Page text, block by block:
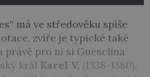
má ve středověku spíše
zvíře je typické také
právě pro ni si Guesclina
král Karel V. (1338–1380),